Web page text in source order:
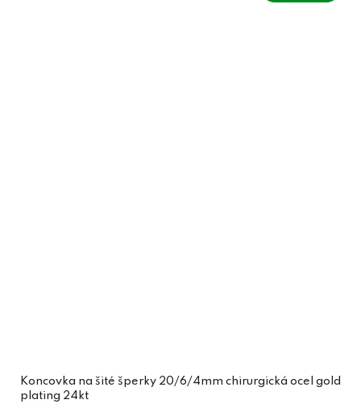
Koncovka na šité šperky 20/6/4mm chirurgická ocel gold
plating 24kt